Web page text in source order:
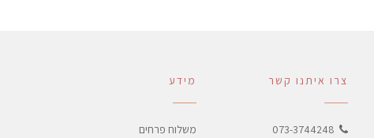
מידע
משלוח פרחים
צרו איתנו קשר
073-3744248